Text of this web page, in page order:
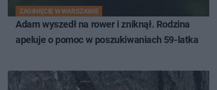
ZAGINIĘCIE W WARSZAWIE
Adam wyszedł na rower i zniknął. Rodzina
apeluje o pomoc w poszukiwaniach 59-latka